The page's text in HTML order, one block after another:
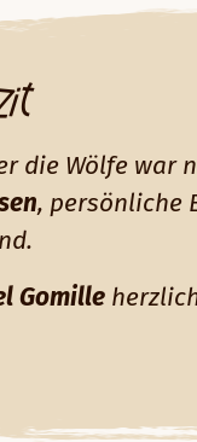
die Wölfe war
, persönliche
Gomille